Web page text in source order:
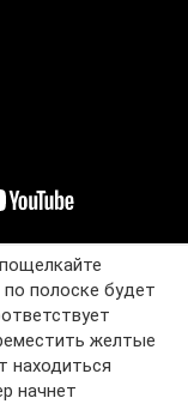
полоске будет
желтые
находиться
начнет